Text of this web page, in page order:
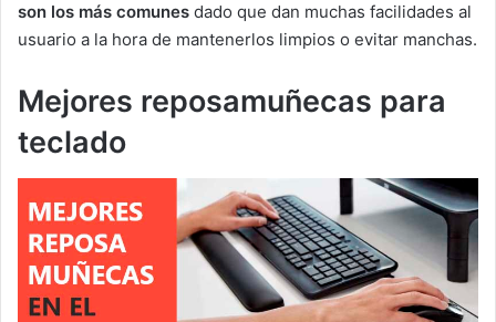
son los más comunes dado que dan muchas facilidades al
usuario a la hora de mantenerlos limpios o evitar manchas.
Mejores reposamuñecas para
teclado